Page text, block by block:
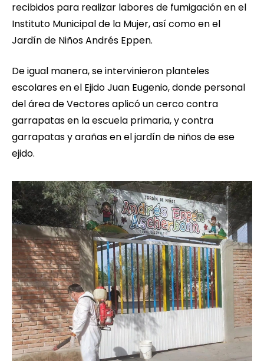
recibidos para realizar labores de fumigación en el
Instituto Municipal de la Mujer, así como en el
Jardín de Niños Andrés Eppen.
De igual manera, se intervinieron planteles
escolares en el Ejido Juan Eugenio, donde personal
del área de Vectores aplicó un cerco contra
garrapatas en la escuela primaria, y contra
garrapatas y arañas en el jardín de niños de ese
ejido.